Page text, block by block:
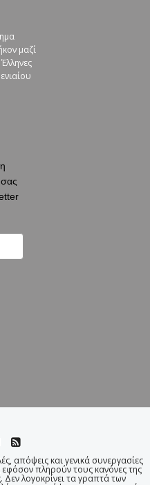
μαζί
απόψεις και γενικά συνεργασίες
πληρούν τους κανόνες της
Δεν λογοκρίνει τα γραπτά των